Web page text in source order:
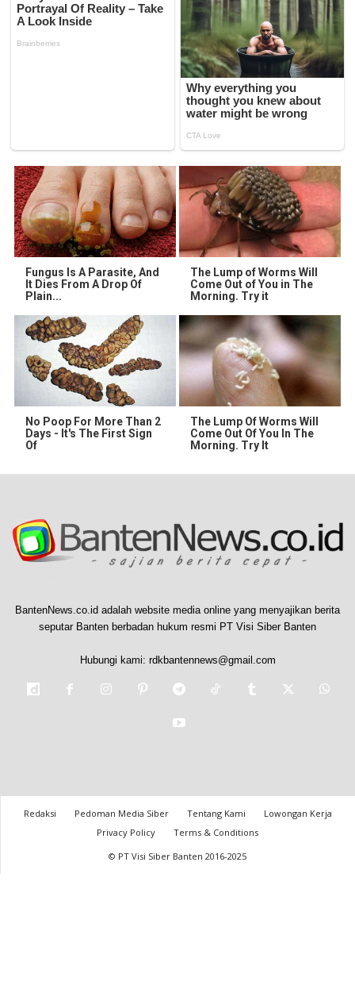
Fungus Is A Parasite, And
It Dies From A Drop Of
Plain...
The Lump of Worms Will
Come Out of You in The
Morning. Try it
No Poop For More Than 2
Days - It's The First Sign
Of
The Lump Of Worms Will
Come Out Of You In The
Morning. Try It
BantenNews.co.id adalah website media online yang menyajikan berita
seputar Banten berbadan hukum resmi PT Visi Siber Banten
Hubungi kami: rdkbantennews@gmail.com
Redaksi Pedoman Media Siber Tentang Kami
Lowongan Kerja
Privacy Policy
Terms & Conditions
© PT Visi Siber Banten 2016-2025